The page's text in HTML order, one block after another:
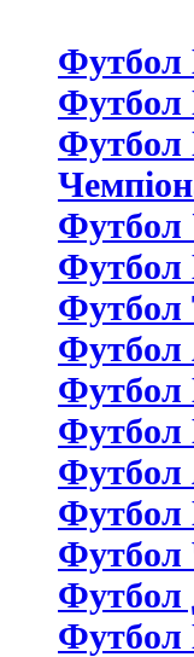
Футбол
Футбол
Футбол
Футбол
Футбол
Футбол
Футбол
Футбол
Футбол
Футбол
Футбол
Футбол
Футбол
Футбол